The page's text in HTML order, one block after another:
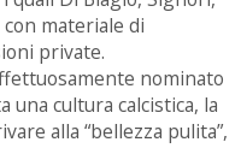
materiale di
private.
nominato
una cultura calcistica, la
alla “bellezza pulita”,